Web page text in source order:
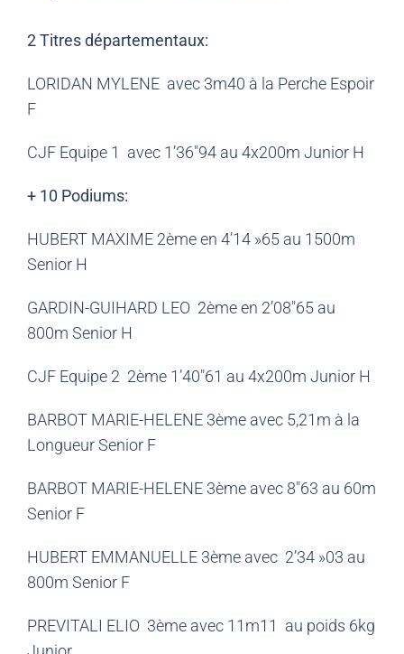
2 Titres départementaux:
LORIDAN MYLENE avec 3m40 à la Perche Espoir
F
CJF Equipe 1 avec 1’36″94 au 4x200m Junior H
+ 10 Podiums:
HUBERT MAXIME 2ème en 4’14 »65 au 1500m
Senior H
GARDIN-GUIHARD LEO 2ème en 2’08″65 au
800m Senior H
CJF Equipe 2 2ème 1’40″61 au 4x200m Junior H
BARBOT MARIE-HELENE 3ème avec 5,21m à la
Longueur Senior F
BARBOT MARIE-HELENE 3ème avec 8″63 au 60m
Senior F
HUBERT EMMANUELLE 3ème avec 2’34 »03 au
800m Senior F
PREVITALI ELIO 3ème avec 11m11 au poids 6kg